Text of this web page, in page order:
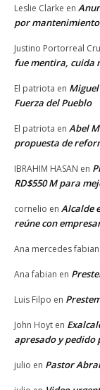
Leslie Clarke en
por
Justino Portorreal
fue mentira, cuida
El patriota en
Fuerza del Pueblo
El patriota en Abel
propuesta de
IBRAHIM HASAN en
RD$550 M para
cornelio en Alcalde
reúne con
Ana mercedes fabian
Ana fabian en
Luis Filpo en
John Hoyt en
apresado y pedido
julio en Pastor